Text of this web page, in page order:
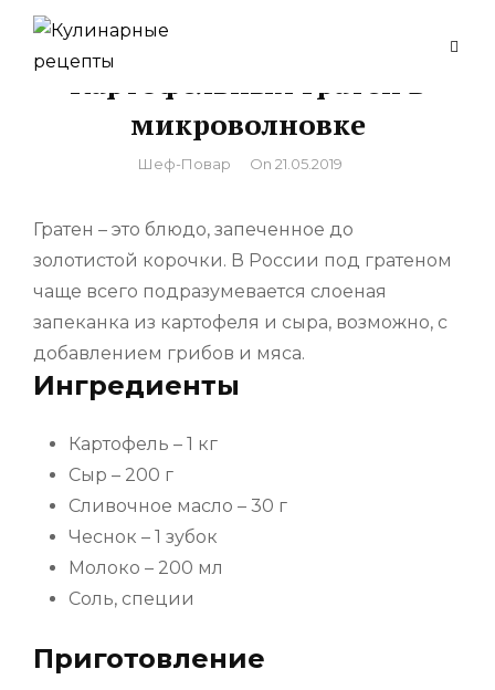
Skip
contentКартофельный гратен в
микроволновке
By
Шеф-Повар On 21.05.2019
Гратен – это блюдо, запеченное до
золотистой корочки. В России под гратеном
чаще всего подразумевается слоеная
запеканка из картофеля и сыра, возможно, с
добавлением грибов и мяса.
Ингредиенты
Картофель – 1 кг
Сыр – 200 г
Сливочное масло – 30 г
Чеснок – 1 зубок
Молоко – 200 мл
Соль, специи
Приготовление